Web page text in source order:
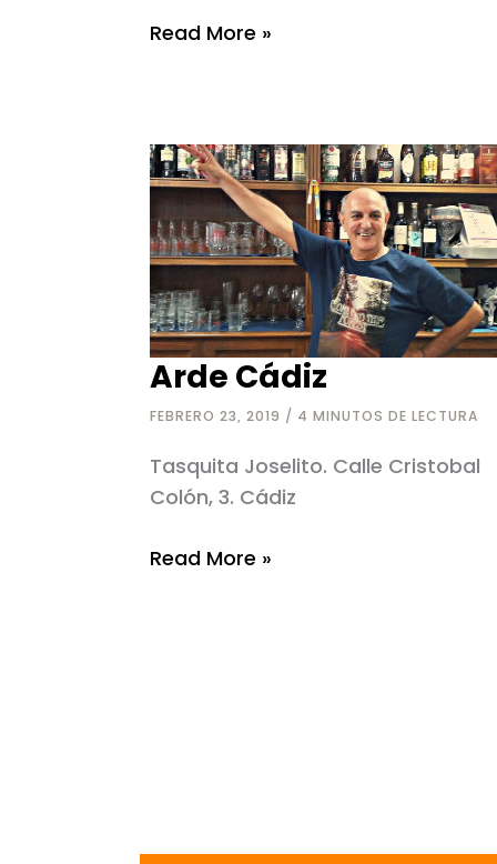
Alícia
en
Cádiz
Read More »
Arde Cádiz
FEBRERO 23, 2019 / 4 MINUTOS DE LECTURA
Tasquita Joselito. Calle Cristobal
Colón, 3. Cádiz
Arde
Read More »